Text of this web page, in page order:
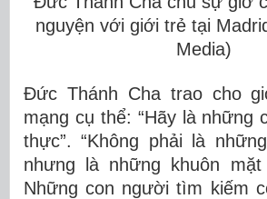
nguyện với giới trẻ tại
Media)
Đức Thánh Cha trao cho
mạng cụ thể: “Hãy là những
thực”. “Không phải là
nhưng là những khuôn
Những con người tìm kiếm